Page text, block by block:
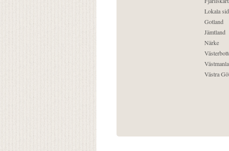
Lokala
Gotland
Jämtland
Närke
Västra